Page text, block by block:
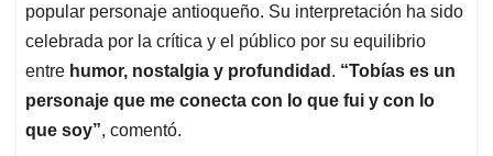
popular personaje antioqueño. Su interpretación ha sido
celebrada por la crítica y el público por su equilibrio
entre humor, nostalgia y profundidad . “Tobías es un
personaje que me conecta con lo que fui y con lo
que soy”, comentó.